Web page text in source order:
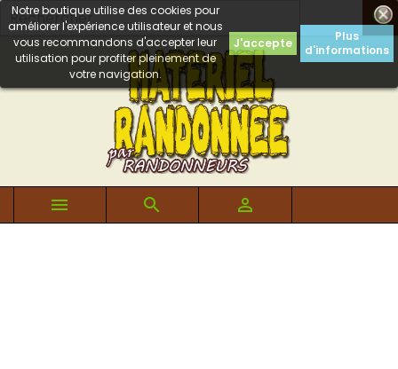

Notre boutique utilise des cookies pour
améliorer l'expérience utilisateur et nous
vous recommandons d'accepter leur
utilisation pour profiter pleinement de
votre navigation.
J'accepte
Plus
d'informations
  